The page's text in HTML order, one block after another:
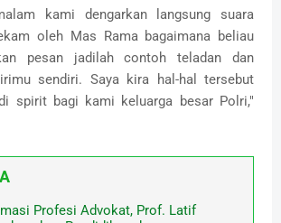
kami dengarkan langsung suara
oleh Mas Rama bagaimana beliau
pesan jadilah contoh teladan dan
sendiri. Saya kira hal-hal tersebut
spirit bagi kami keluarga besar Polri,"
Profesi Advokat, Prof. Latif